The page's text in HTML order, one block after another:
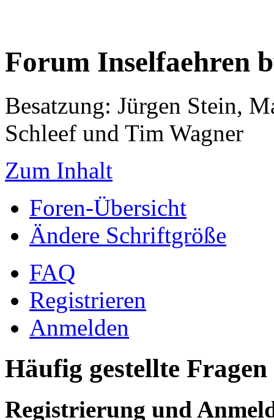
Forum Inselfaehren
Besatzung: Jürgen Stein,
Schleef und Tim Wagner
Zum Inhalt
Foren-Übersicht
Ändere Schriftgröße
FAQ
Registrieren
Anmelden
Häufig gestellte Fragen
Registrierung und